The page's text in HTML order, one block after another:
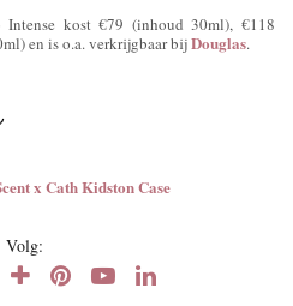
kost €79 (inhoud 30ml), €118
en is o.a. verkrijgbaar bijDouglas.
x Cath Kidston Case
Volg: